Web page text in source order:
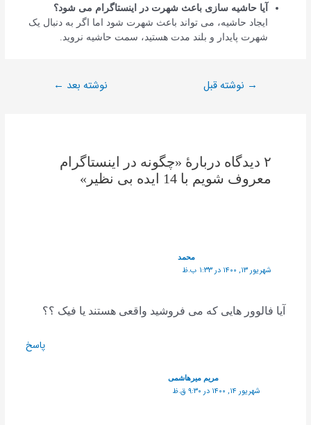
آیا حاشیه سازی باعث شهرت در اینستاگرام می شود؟
ایجاد حاشیه، می تواند باعث شهرت شود اما اگر به دنبال یک
شهرت پایدار و بلند مدت هستید، سمت حاشیه نروید.
→ نوشته قبل نوشته بعد ←
۲ دیدگاه دربارهٔ «چگونه در اینستاگرام
معروف شویم با 14 ایده بی نظیر»
محمد
شهریور ۱۳, ۱۴۰۰ در ۱:۳۳ ب.ظ
آیا فالوور هایی که می فروشید واقعی هستند یا فیک ؟؟
پاسخ
مریم میرهاشمی
شهریور ۱۴, ۱۴۰۰ در ۹:۳۰ ق.ظ